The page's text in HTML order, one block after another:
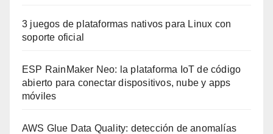
3 juegos de plataformas nativos para Linux con
soporte oficial
ESP RainMaker Neo: la plataforma IoT de código
abierto para conectar dispositivos, nube y apps
móviles
AWS Glue Data Quality: detección de anomalías